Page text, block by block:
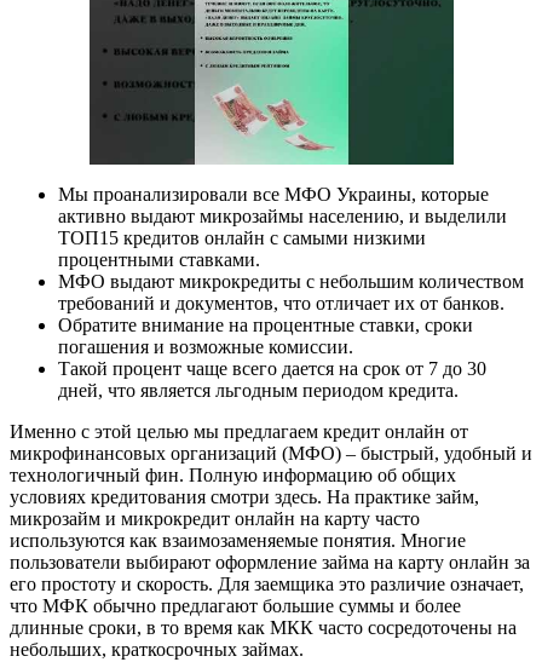
Мы проанализировали все МФО Украины, которые
активно выдают микрозаймы населению, и выделили
ТОП15 кредитов онлайн с самыми низкими
процентными ставками.
МФО выдают микрокредиты с небольшим количеством
требований и документов, что отличает их от банков.
Обратите внимание на процентные ставки, сроки
погашения и возможные комиссии.
Такой процент чаще всего дается на срок от 7 до 30
дней, что является льгодным периодом кредита.
Именно с этой целью мы предлагаем кредит онлайн от
микрофинансовых организаций (МФО) – быстрый, удобный и
технологичный фин. Полную информацию об общих
условиях кредитования смотри здесь. На практике займ,
микрозайм и микрокредит онлайн на карту часто
используются как взаимозаменяемые понятия. Многие
пользователи выбирают оформление займа на карту онлайн за
его простоту и скорость. Для заемщика это различие означает,
что МФК обычно предлагают большие суммы и более
длинные сроки, в то время как МКК часто сосредоточены на
небольших, краткосрочных займах.